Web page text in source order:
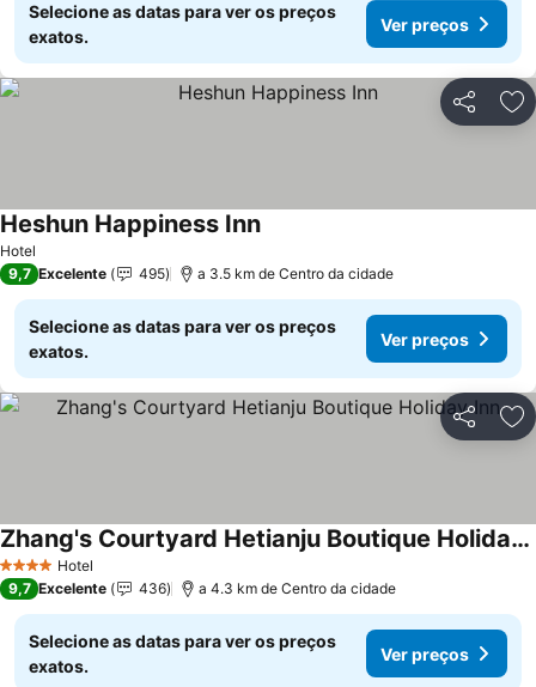
Selecione as datas para ver os preços
exatos.
Ver preços
Partilhar
Hotel
Heshun Happiness InnVer preços
9,7 Excelente 495 a 3.5 km de Centro da cidade
Selecione as datas para ver os preços
exatos.
Ver preços
Partilhar
4 EstrelasHotel
Zhang's Courtyard Hetianju Boutique Holiday Inn
Ver preços
9,7 Excelente 436 a 4.3 km de Centro da cidade
Selecione as datas para ver os preços
exatos.
Ver preços